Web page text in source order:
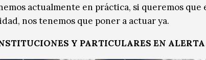
actualmente en práctica, si queremos que
nos tenemos que poner a actuar ya.
Y PARTICULARES EN